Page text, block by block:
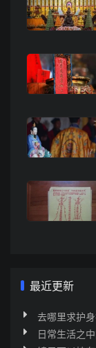
最近更新
去哪里求护
日常生活之